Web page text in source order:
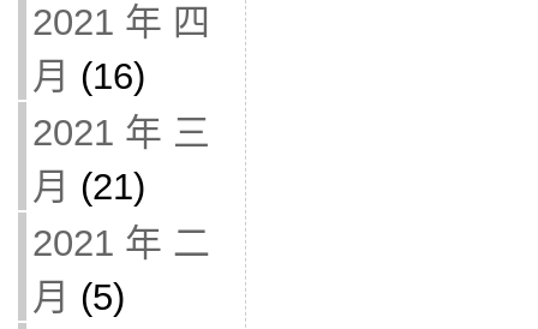
2021 年 四
月 (16)
2021 年 三
月 (21)
2021 年 二
月 (5)